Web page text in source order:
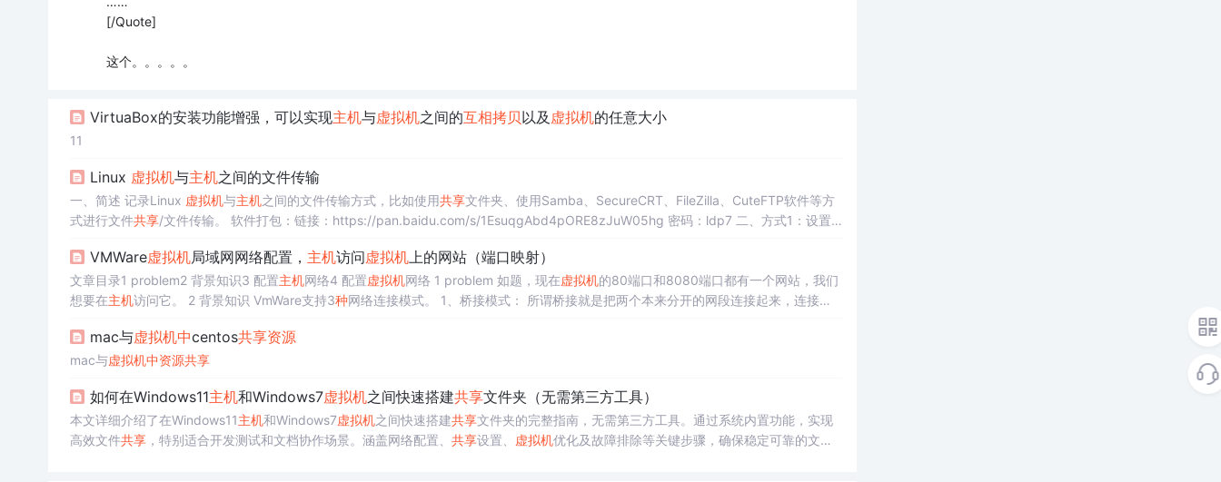
[/Quote]
这个。。。。。
VirtuaBox的安装功能增强，可以实现主机与虚拟机之间的互相拷贝以及 虚拟机的任意大小
11
Linux 虚拟机与主机之间的文件传输
一、简述 记录Linux 虚拟机与主机之间的文件传输方式，比如使用共享文件夹、使用Samba、SecureCRT、FileZilla、CuteFTP软件等方
式进行文件共享/文件传输。 软件打包：链接：https://pan.baidu.com/s/1EsuqgAbd4pORE8zJuW05hg 密码：ldp7 二、方式1：设置
VMWare虚拟机局域网网络配置， 主机访问虚拟机上的网站（端口映射）
文章目录1 problem2 背景知识3 配置主机网络4 配置虚拟机网络 1 problem 如题，现在虚拟机的80端口和8080端口都有一个网站，我们
想要在主机 访问它。 2 背景知识 VmWare支持3种网络连接模式。 1、桥接模式： 所谓桥接就是把两个本来分开的网段连接起来，连接之
所以桥接之后虚拟机就是物理机网络环境的一部分了，此时
mac与虚拟机中centos共享资源
mac与虚拟机中资源共享
如何在Windows11主机和Windows7虚拟机之间快速搭建共享文件夹（无需第三方工具）
本文详细介绍了在Windows11主机和Windows7虚拟机之间快速搭建共享文件夹的完整指南，无需第三方工具。通过系统内置功能，实现
高效文件共享，特别适合开发测试和文档协作场景。涵盖网络配置、 共享设置、 虚拟机优化及故障排除等关键步骤，确保稳定可靠的文件